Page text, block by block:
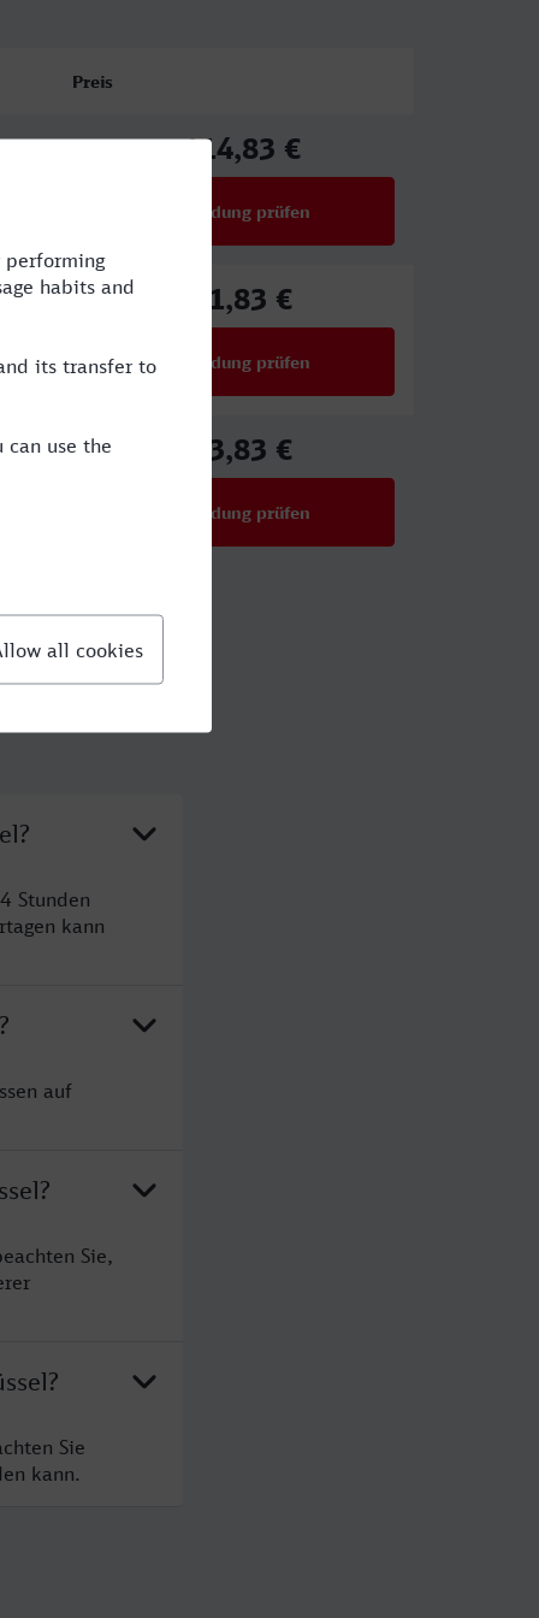
Preis
114,83 €
Verbindung prüfen
91,83 €
Verbindung prüfen
83,83 €
Verbindung prüfen
Stunden
kann
auf
Sie,
Sie
kann.